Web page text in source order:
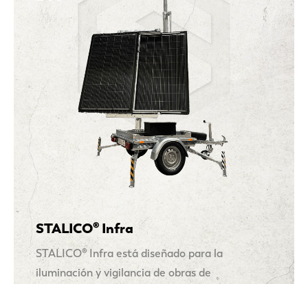
STALICO® Infra
STALICO® Infra está diseñado para la
iluminación y vigilancia de obras de